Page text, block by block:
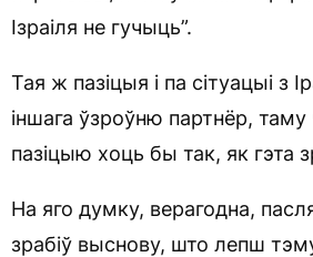
Ізраіля не гучыць”.
Тая ж пазіцыя і па сітуацыі з
іншага ўзроўню партнёр,
пазіцыю хоць бы так, як гэта
На яго думку, верагодна,
зрабіў выснову, што лепш